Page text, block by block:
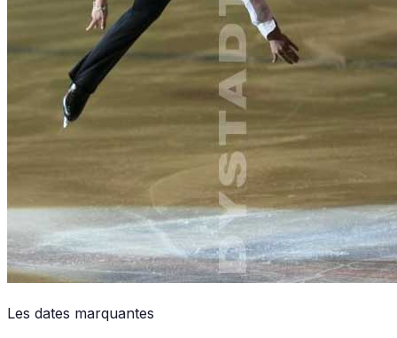
Les dates marquantes